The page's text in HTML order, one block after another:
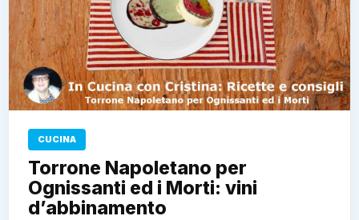
CUCINA
Torrone Napoletano per
Ognissanti ed i Morti: vini
d’abbinamento